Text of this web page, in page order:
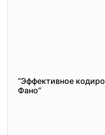
“Эффективное
Фано”